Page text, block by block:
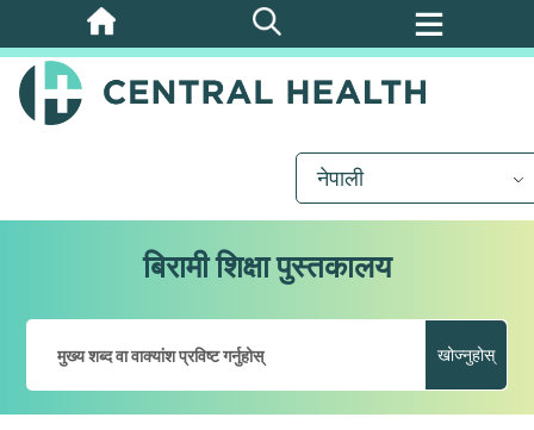
मुख्य
सामग्रीमा
जानुहोस्
नेपाली
बिरामी शिक्षा पुस्तकालय
खोज्नुहोस्